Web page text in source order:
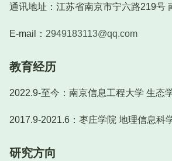
通讯地址：江苏省南京市宁六路219号
E-mail： 2949183113@qq.com
教育经历
2022.9-至今：南京信息工程大学 生态
2017.9-2021.6：枣庄学院 地理信息科
研究方向